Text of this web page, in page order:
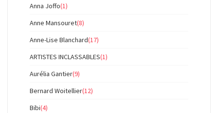
Anna Joffo(1)
Anne Mansouret(8)
Anne-Lise Blanchard(17)
ARTISTES INCLASSABLES(1)
Aurélia Gantier(9)
Bernard Woitellier(12)
Bibi(4)